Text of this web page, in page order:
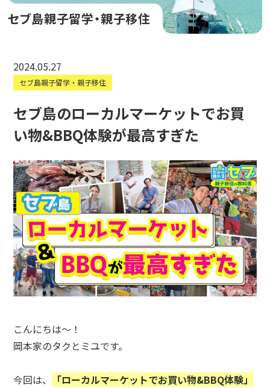
セブ島親子留学・親子移住
2024.05.27
セブ島親子留学・親子移住
セブ島のローカルマーケットでお買
い物&BBQ体験が最高すぎた
こんにちは～！
岡本家のタクとミユです。
今回は、
「ローカルマーケットでお買い物&BBQ体験」